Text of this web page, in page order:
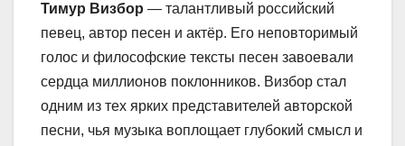
Тимур Визбор — талантливый российский
певец, автор песен и актёр. Его неповторимый
голос и философские тексты песен завоевали
сердца миллионов поклонников. Визбор стал
одним из тех ярких представителей авторской
песни, чья музыка воплощает глубокий смысл и